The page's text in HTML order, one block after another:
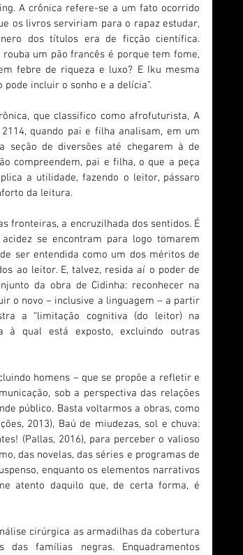
A crônica refere-se a um fato ocorrido
os livros serviriam para o rapaz estudar,
dos títulos era de ficção científica.
um pão francês é porque tem fome,
febre de riqueza e luxo? E Iku mesma
incluir o sonho e a delícia”.
que classifico como afrofuturista, A
quando pai e filha analisam, em um
seção de diversões até chegarem à de
compreendem, pai e filha, o que a peça
a utilidade, fazendo o leitor, pássaro
da leitura.
fronteiras, a encruzilhada dos sentidos. É
se encontram para logo tomarem
ser entendida como um dos méritos de
ao leitor. E, talvez, resida aí o poder de
da obra de Cidinha: reconhecer na
o novo – inclusive a linguagem – a partir
a “limitação cognitiva (do leitor) na
à qual está exposto, excluindo outras
homens – que se propõe a refletir e
sob a perspectiva das relações
público. Basta voltarmos a obras, como
2013), Baú de miudezas, sol e chuva:
(Pallas, 2016), para perceber o valioso
das novelas, das séries e programas de
enquanto os elementos narrativos
atento daquilo que, de certa forma, é
cirúrgica as armadilhas da cobertura
famílias negras. Enquadramentos